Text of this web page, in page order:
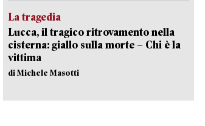
La tragedia
Lucca, il tragico ritrovamento nella
cisterna: giallo sulla morte – Chi è la
vittima
di Michele Masotti